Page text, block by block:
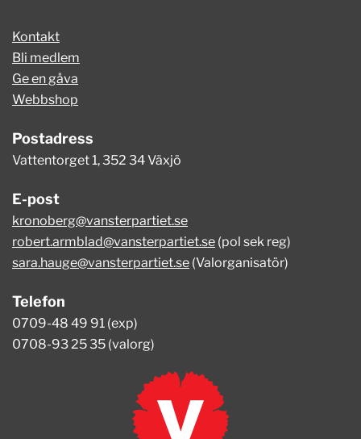
Kontakt
Bli medlem
Ge en gåva
Webbshop
Postadress
Vattentorget 1, 352 34 Växjö
E-post
kronoberg@vansterpartiet.se
robert.armblad@vansterpartiet.se (pol sek reg)
sara.hauge@vansterpartiet.se (Valorganisatör)
Telefon
0709-48 49 91 (exp)
0708-93 25 35 (valorg)